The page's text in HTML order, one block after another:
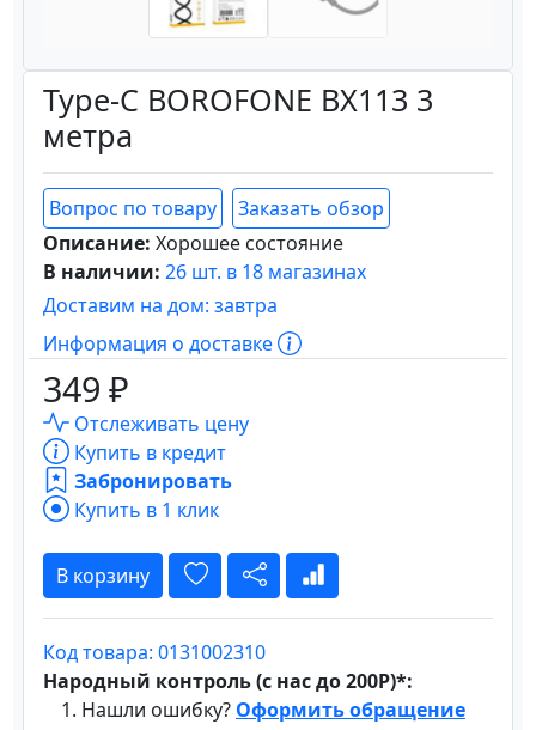
Type-C BOROFONE BX113 3
метра
Вопрос по товару
Заказать обзор
Описание: Хорошее состояние
В наличии: 26 шт. в 18 магазинах
Доставим на дом: завтра
Информация о доставке
349 ₽
Отслеживать цену
Купить в кредит
Забронировать
Купить в 1 клик
В корзину
Код товара: 0131002310
Народный контроль (с нас до 200Р)*:
Нашли ошибку? Оформить обращение